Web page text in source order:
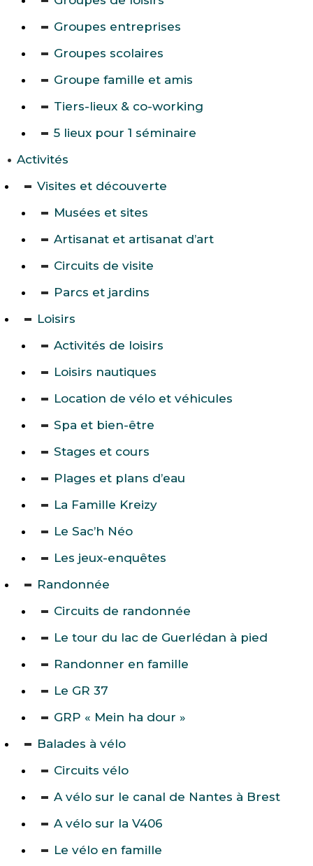
Groupes entreprises
Groupes scolaires
Groupe famille et amis
Tiers-lieux & co-working
5 lieux pour 1 séminaire
Activités
Visites et découverte
Musées et sites
Artisanat et artisanat d’art
Circuits de visite
Parcs et jardins
Loisirs
Activités de loisirs
Loisirs nautiques
Location de vélo et véhicules
Spa et bien-être
Stages et cours
Plages et plans d’eau
La Famille Kreizy
Le Sac’h Néo
Les jeux-enquêtes
Randonnée
Circuits de randonnée
Le tour du lac de Guerlédan à pied
Randonner en famille
Le GR 37
GRP « Mein ha dour »
Balades à vélo
Circuits vélo
A vélo sur le canal de Nantes à Brest
A vélo sur la V406
Le vélo en famille